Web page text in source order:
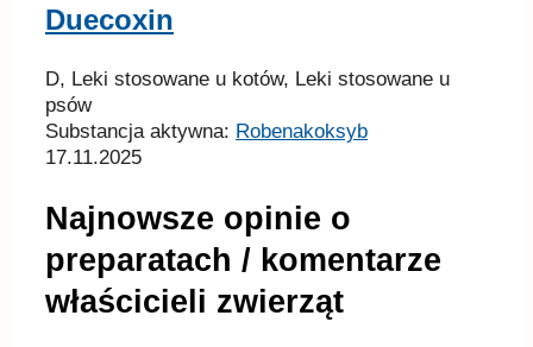
Duecoxin
D, Leki stosowane u kotów, Leki stosowane u
psów
Substancja aktywna: Robenakoksyb
17.11.2025
Najnowsze opinie o
preparatach / komentarze
właścicieli zwierząt